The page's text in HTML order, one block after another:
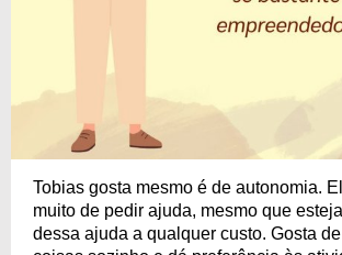
Tobias gosta mesmo é de autonomia.
muito de pedir ajuda, mesmo que
dessa ajuda a qualquer custo. Gosta